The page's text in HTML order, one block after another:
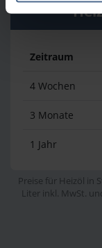
Zeitraum
4 Wochen
3 Monate
1 Jahr
Preise für Heizöl in
Liter inkl. MwSt.